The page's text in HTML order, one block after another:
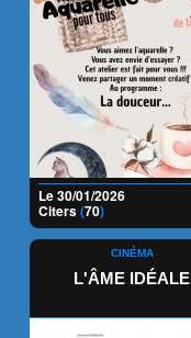
Le 30/01/2026
Citers(70)
CINÉMA
L'ÂME IDÉALE